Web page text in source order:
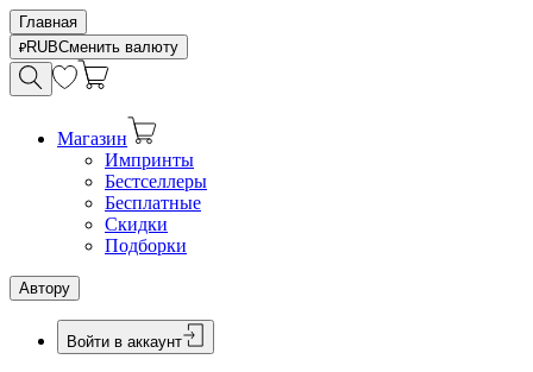
Главная
RUBСменить валюту
Магазин
Импринты
Бестселлеры
Бесплатные
Скидки
Подборки
Автору
Войти в аккаунт